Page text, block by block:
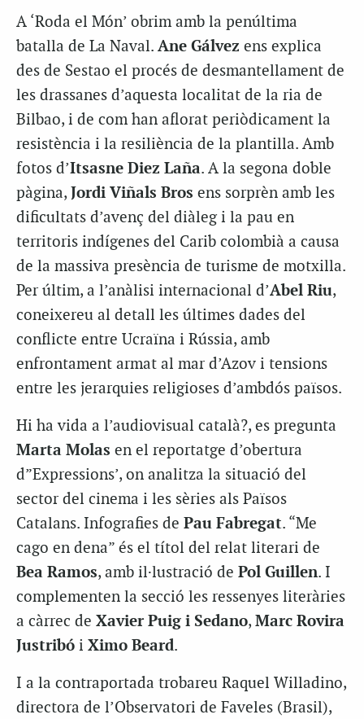
A ‘Roda el Món’ obrim amb la penúltima
batalla de La Naval. Ane Gálvez ens explica
des de Sestao el procés de desmantellament de
les drassanes d’aquesta localitat de la ria de
Bilbao, i de com han aflorat periòdicament la
resistència i la resiliència de la plantilla. Amb
fotos d’Itsasne Diez Laña. A la segona doble
pàgina, Jordi Viñals Bros ens sorprèn amb les
dificultats d’avenç del diàleg i la pau en
territoris indígenes del Carib colombià a causa
de la massiva presència de turisme de motxilla.
Per últim, a l’anàlisi internacional d’Abel Riu,
coneixereu al detall les últimes dades del
conflicte entre Ucraïna i Rússia, amb
enfrontament armat al mar d’Azov i tensions
entre les jerarquies religioses d’ambdós països.
Hi ha vida a l’audiovisual català?, es pregunta
Marta Molas en el reportatge d’obertura
d”Expressions’, on analitza la situació del
sector del cinema i les sèries als Països
Catalans. Infografies de Pau Fabregat. “Me
cago en dena” és el títol del relat literari de
Bea Ramos, amb il·lustració de Pol Guillen. I
complementen la secció les ressenyes literàries
a càrrec de Xavier Puig i Sedano, Marc Rovira
Justribó i Ximo Beard.
I a la contraportada trobareu Raquel Willadino,
directora de l’Observatori de Faveles (Brasil),